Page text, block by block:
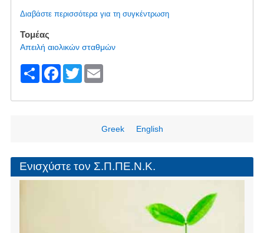
Διαβάστε περισσότερα για τη συγκέντρωση
Τομέας
Απειλή αιολικών σταθμών
S F
o
o
T E
Greek English
Ενισχύστε τον Σ.Π.ΠΕ.Ν.Κ.